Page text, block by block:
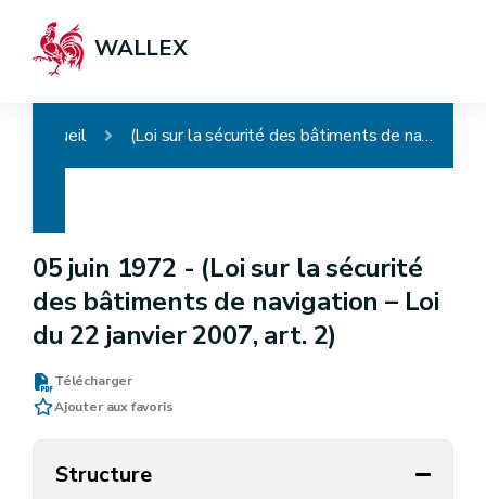
WALLEX
Accueil (Loi sur la sécurité des bâtiments de navigation – Loi du 22 janvier 2007, art. 2)
05 juin 1972 - (Loi sur la sécurité
des bâtiments de navigation – Loi
du 22 janvier 2007, art. 2)
Télécharger
Ajouter aux favoris
Structure